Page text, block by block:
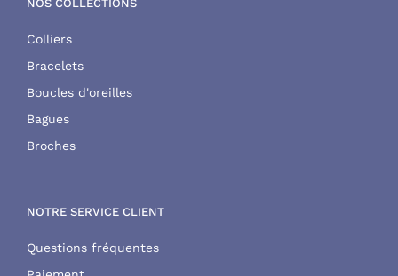
NOS COLLECTIONS
Colliers
Bracelets
Boucles d'oreilles
Bagues
Broches
NOTRE SERVICE CLIENT
Questions fréquentes